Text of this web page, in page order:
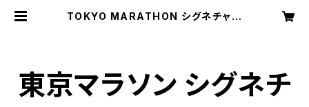
TOKYO MARATHON シグネチャー
東京マラソン シグネチ